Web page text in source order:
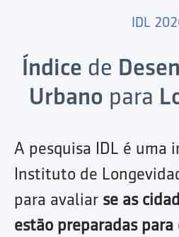
IDL
Índice de
Urbano para
A pesquisa IDL é uma
Instituto de
para avaliar se as
estão preparadas para